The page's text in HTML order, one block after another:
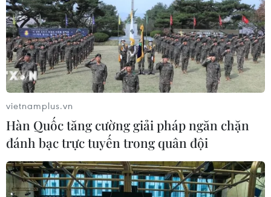
vietnamplus.vn
Hàn Quốc tăng cường giải pháp ngăn chặn
đánh bạc trực tuyến trong quân đội